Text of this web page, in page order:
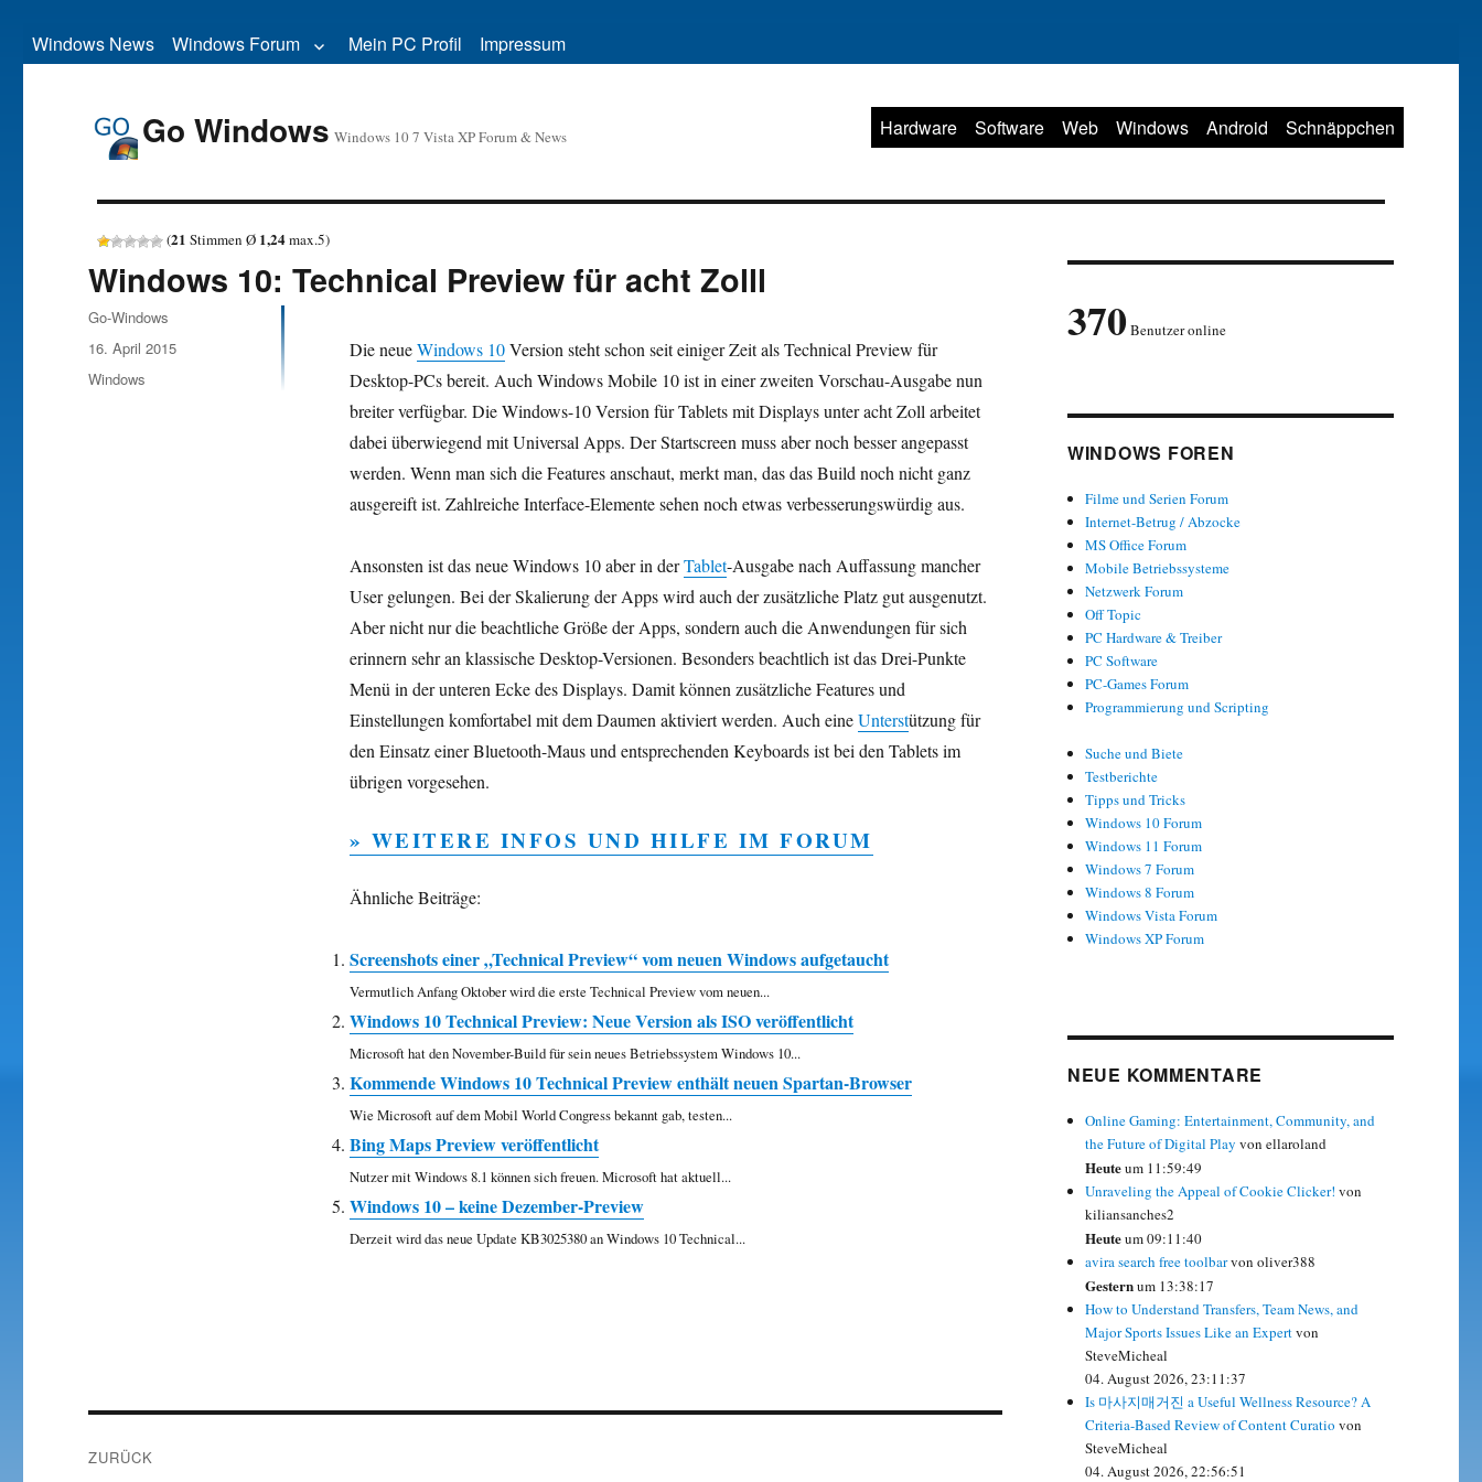
Windows News Windows Forum Mein PC Profil Impressum
Go Windows Windows 10 7 Vista XP Forum & News Hardware Software Web Windows Android Schnäppchen
(21 Stimmen Ø 1,24max.5)
Windows 10: Technical Preview für acht Zolll
Die neueWindows 10Version steht schon seit einiger Zeit als Technical Preview für
Desktop-PCs bereit. Auch Windows Mobile 10 ist in einer zweiten Vorschau-Ausgabe nun
breiter verfügbar. Die Windows-10 Version für Tablets mit Displays unter acht Zoll arbeitet
dabei überwiegend mit Universal Apps. Der Startscreen muss aber noch besser angepasst
werden. Wenn man sich die Features anschaut, merkt man, das das Build noch nicht ganz
ausgereift ist. Zahlreiche Interface-Elemente sehen noch etwas verbesserungswürdig aus.
Ansonsten ist das neue Windows 10 aber in derTablet-Ausgabe nach Auffassung mancher
User gelungen. Bei der Skalierung der Apps wird auch der zusätzliche Platz gut ausgenutzt.
Aber nicht nur die beachtliche Größe der Apps, sondern auch die Anwendungen für sich
erinnern sehr an klassische Desktop-Versionen. Besonders beachtlich ist das Drei-Punkte
Menü in der unteren Ecke des Displays. Damit können zusätzliche Features und
Einstellungen komfortabel mit dem Daumen aktiviert werden. Auch eineUnterstützung für
den Einsatz einer Bluetooth-Maus und entsprechenden Keyboards ist bei den Tablets im
übrigen vorgesehen.
» WEITERE INFOS UND HILFE IM FORUM
Ähnliche Beiträge:
Screenshots einer „Technical Preview“ vom neuen Windows aufgetaucht
Vermutlich Anfang Oktober wird die erste Technical Preview vom neuen...
Windows 10 Technical Preview: Neue Version als ISO veröffentlicht
Microsoft hat den November-Build für sein neues Betriebssystem Windows 10...
Kommende Windows 10 Technical Preview enthält neuen Spartan-Browser
Wie Microsoft auf dem Mobil World Congress bekannt gab, testen...
Bing Maps Preview veröffentlicht
Nutzer mit Windows 8.1 können sich freuen. Microsoft hat aktuell...
Windows 10 – keine Dezember-Preview
Derzeit wird das neue Update KB3025380 an Windows 10 Technical...
Autor
Go-Windows
Veröffentlicht
am
16. April 2015
Kategorien
Windows
ZURÜCK
370 Benutzer online
WINDOWS FOREN
Filme und Serien Forum
Internet-Betrug / Abzocke
MS Office Forum
Mobile Betriebssysteme
Netzwerk Forum
Off Topic
PC Hardware & Treiber
PC Software
PC-Games Forum
Programmierung und Scripting
Suche und Biete
Testberichte
Tipps und Tricks
Windows 10 Forum
Windows 11 Forum
Windows 7 Forum
Windows 8 Forum
Windows Vista Forum
Windows XP Forum
NEUE KOMMENTARE
Online Gaming: Entertainment, Community, and
the Future of Digital Play von ellaroland
Heuteum 11:59:49
Unraveling the Appeal of Cookie Clicker! von
kiliansanches2
Heuteum 09:11:40
avira search free toolbarvon oliver388
Gesternum 13:38:17
How to Understand Transfers, Team News, and
Major Sports Issues Like an Expertvon
SteveMicheal
04. August 2026, 23:11:37
Is 마사지매거진 a Useful Wellness Resource? A
Criteria-Based Review of Content Curatio von
SteveMicheal
04. August 2026, 22:56:51